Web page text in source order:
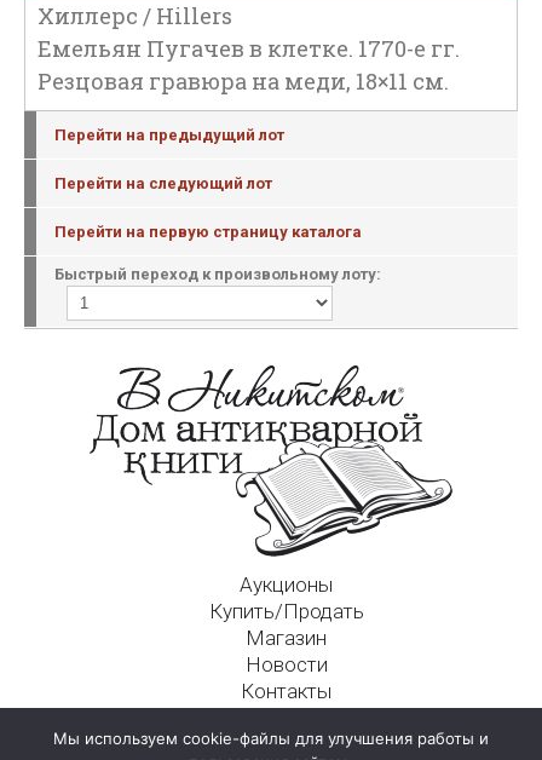
Хиллерс / Hillers
Емельян Пугачев в клетке. 1770-е гг.
Резцовая гравюра на меди, 18×11 см.
Перейти на предыдущий лот
Перейти на следующий лот
Перейти на первую страницу каталога
Быстрый переход к произвольному лоту:
Аукционы
Купить/Продать
Магазин
Новости
Контакты
125009, г. Москва, Никитский пер., д. 4а, стр. 1
Мы используем cookie-файлы для улучшения работы и